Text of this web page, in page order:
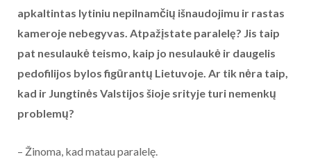
apkaltintas lytiniu nepilnamčių išnaudojimu ir rastas
kameroje nebegyvas. Atpažįstate paralelę? Jis taip
pat nesulaukė teismo, kaip jo nesulaukė ir daugelis
pedofilijos bylos figūrantų Lietuvoje. Ar tik nėra taip,
kad ir Jungtinės Valstijos šioje srityje turi nemenkų
problemų?
– Žinoma, kad matau paralelę.